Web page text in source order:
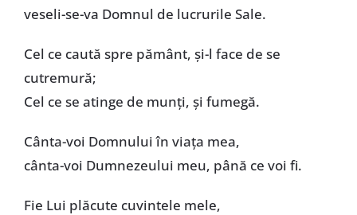
veseli-se-va Domnul de lucrurile Sale.
Cel ce caută spre pământ, și-l face de se
cutremură;
Cel ce se atinge de munți, și fumegă.
Cânta-voi Domnului în viața mea,
cânta-voi Dumnezeului meu, până ce voi fi.
Fie Lui plăcute cuvintele mele,